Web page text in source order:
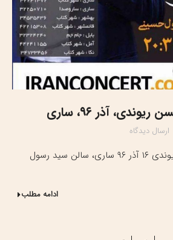
آذر ۹۶، ساری
ارسال دیدگاه
استندآپ کمدی حسن ریوندی ۱۶ آذر ۹۶ ساری، سالن سید رسول
ادامه مطلب